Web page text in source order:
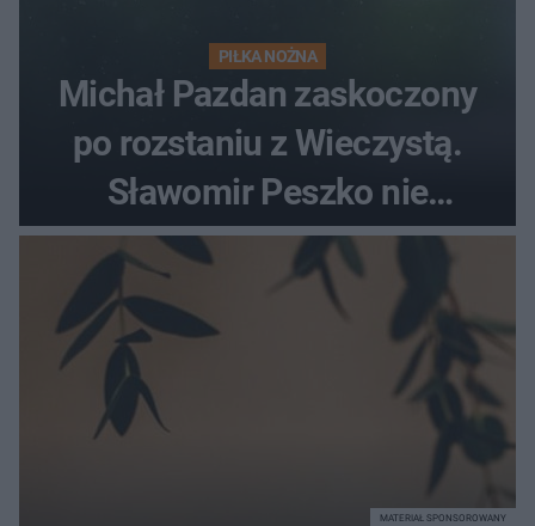
PIŁKA NOŻNA
Michał Pazdan zaskoczony
po rozstaniu z Wieczystą.
Sławomir Peszko nie
dotrzymał słowa?
MATERIAŁ SPONSOROWANY